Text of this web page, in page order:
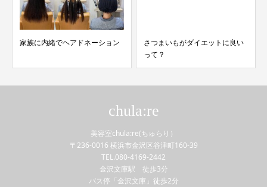
家族に内緒でヘアドネーション
さつまいもがダイエットに良い
って？
chula:re
美容室chula:re(ちゅらり）
〒236-0016 横浜市金沢区谷津町160-39
TEL.080-4169-2442
金沢文庫駅 徒歩3分
バス停「金沢文庫」徒歩2分